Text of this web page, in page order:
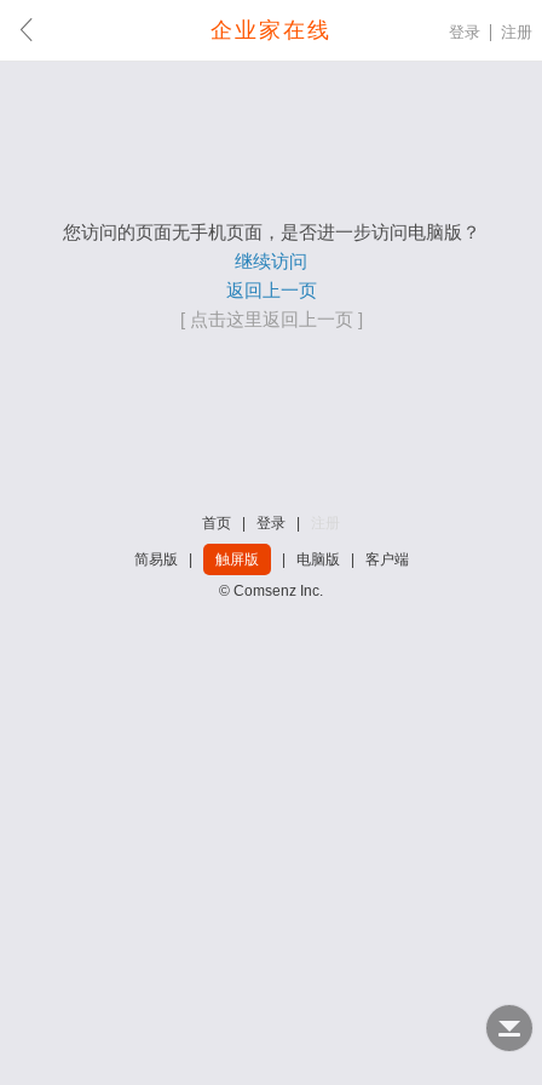
企业家在线 登录 注册
您访问的页面无手机页面，是否进一步访问电脑版？
继续访问
返回上一页
[ 点击这里返回上一页 ]
首页 登录
简易版 触屏版 电脑版
客户端
© Comsenz Inc.